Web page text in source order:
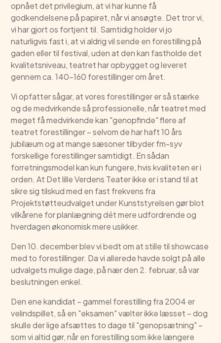
opnået det privilegium, at vi har kunne få
godkendelsene på papiret, når vi ansøgte. Det tror vi,
vi har gjort os fortjent til. Samtidig holder vi jo
naturligvis fast i, at vi aldrig vil sende en forestilling på
gaden eller til festival, uden at den kan fastholde det
kvalitetsniveau, teatret har opbygget og leveret
gennem ca. 140-160 forestillinger om året.
Vi opfatter sågar, at vores forestillinger er så stærke
og de medvirkende så professionelle, når teatret med
meget få medvirkende kan "genopfinde" flere af
teatret forestillinger – selvom de har haft 10 års
jubilæum og at mange sæsoner tilbyder fm-syv
forskellige forestillinger samtidigt. En sådan
forretningsmodel kan kun fungere, hvis kvaliteten er i
orden. At Det lille Verdens Teater ikke er i stand til at
sikre sig tilskud med en fast frekvens fra
Projektstøtteudvalget under Kunststyrelsen gør blot
vilkårene for planlægning dét mere udfordrende og
hverdagen økonomisk mere usikker.
Den 10. december blev vi bedt om at stille til showcase
med to forestillinger. Da vi allerede havde solgt på alle
udvalgets mulige dage, på nær den 2. februar, så var
beslutningen enkel.
Den ene kandidat – gammel forestilling fra 2004 er
velindspillet, så en "eksamen" vælter ikke læsset – dog
skulle der lige afsættes to dage til "genopsætning" –
som vi altid gør, når en forestilling som ikke længere